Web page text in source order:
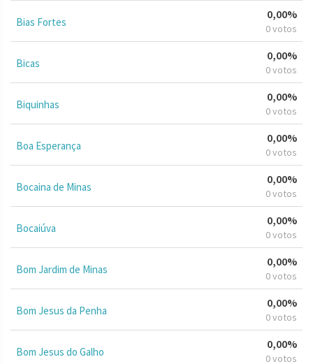
Bias Fortes
0,00%
0 votos
Bicas
0,00%
0 votos
Biquinhas
0,00%
0 votos
Boa Esperança
0,00%
0 votos
Bocaina de Minas
0,00%
0 votos
Bocaiúva
0,00%
0 votos
Bom Jardim de Minas
0,00%
0 votos
Bom Jesus da Penha
0,00%
0 votos
Bom Jesus do Galho
0,00%
0 votos